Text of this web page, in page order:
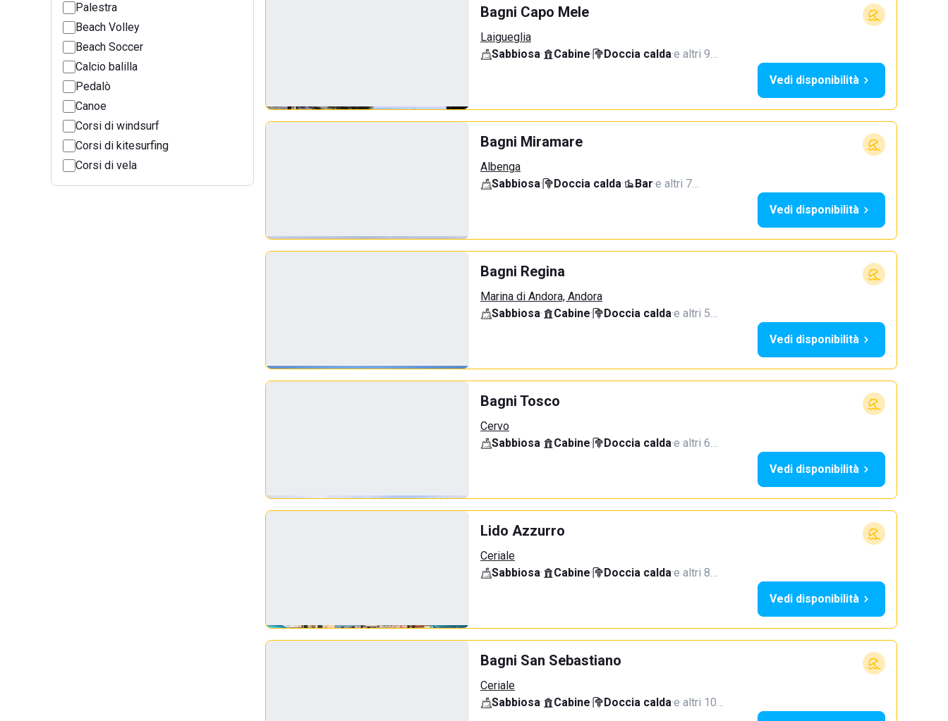
Palestra
Beach Volley
Beach Soccer
Calcio balilla
Pedalò
Canoe
Corsi di windsurf
Corsi di kitesurfing
Corsi di vela
Bagni Capo Mele
Laigueglia
Sabbiosa· Cabine· Doccia calda·e altri 9…
Vedi disponibilità
Bagni Miramare
Albenga
Sabbiosa· Doccia calda· Bar·e altri 7…
Vedi disponibilità
Bagni Regina
Marina di Andora, Andora
Sabbiosa· Cabine· Doccia calda·e altri 5…
Vedi disponibilità
Bagni Tosco
Cervo
Sabbiosa· Cabine· Doccia calda·e altri 6…
Vedi disponibilità
Lido Azzurro
Ceriale
Sabbiosa· Cabine· Doccia calda·e altri 8…
Vedi disponibilità
Bagni San Sebastiano
Ceriale
Sabbiosa· Cabine· Doccia calda·e altri 10…